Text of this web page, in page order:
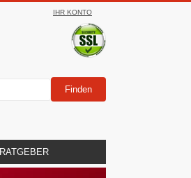
IHR KONTO
RATGEBER